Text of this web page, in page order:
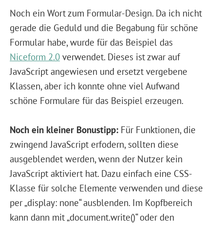
Noch ein Wort zum Formular-Design. Da ich nicht
gerade die Geduld und die Begabung für schöne
Formular habe, wurde für das Beispiel das
Niceform 2.0 verwendet. Dieses ist zwar auf
JavaScript angewiesen und ersetzt vergebene
Klassen, aber ich konnte ohne viel Aufwand
schöne Formulare für das Beispiel erzeugen.
Noch ein kleiner Bonustipp: Für Funktionen, die
zwingend JavaScript erfodern, sollten diese
ausgeblendet werden, wenn der Nutzer kein
JavaScript aktiviert hat. Dazu einfach eine CSS-
Klasse für solche Elemente verwenden und diese
per „display: none“ ausblenden. Im Kopfbereich
kann dann mit „document.write()“ oder den